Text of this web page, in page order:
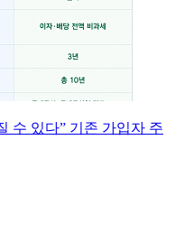
수 있다” 기존 가입자 주